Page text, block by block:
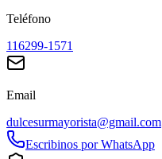
Teléfono
116299-1571
Email
dulcesurmayorista@gmail.com
Escribinos por WhatsApp